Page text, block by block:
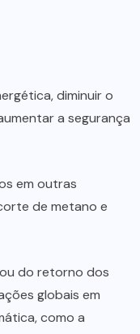
diminuir o
a segurança
em outras
de metano e
do retorno dos
globais em
como a